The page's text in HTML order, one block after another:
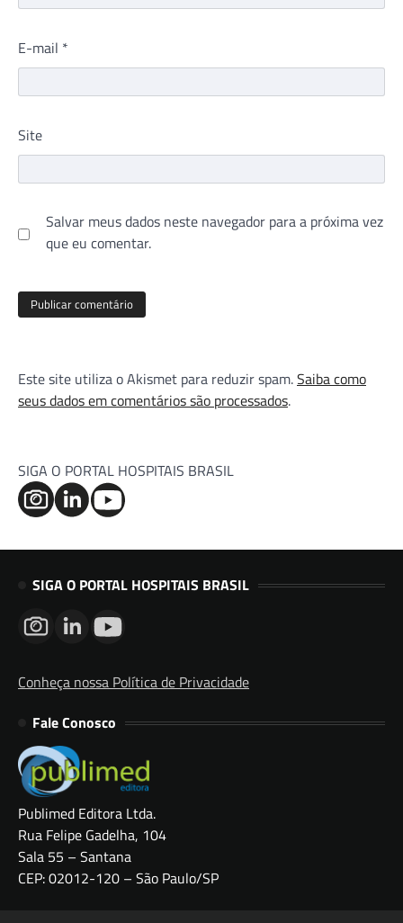
E-mail *
Site
Salvar meus dados neste navegador para a próxima vez
que eu comentar.
Este site utiliza o Akismet para reduzir spam.Saiba como
seus dados em comentários são processados.
SIGA O PORTAL HOSPITAIS BRASIL
SIGA O PORTAL HOSPITAIS BRASIL
Conheça nossa Política de Privacidade
Fale Conosco
Publimed Editora Ltda.
Rua Felipe Gadelha, 104
Sala 55 – Santana
CEP: 02012-120 – São Paulo/SP